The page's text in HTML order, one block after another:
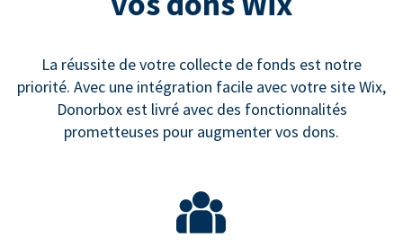
La réussite de votre collecte de fonds est notre
priorité. Avec une intégration facile avec votre site Wix,
Donorbox est livré avec des fonctionnalités
prometteuses pour augmenter vos dons.